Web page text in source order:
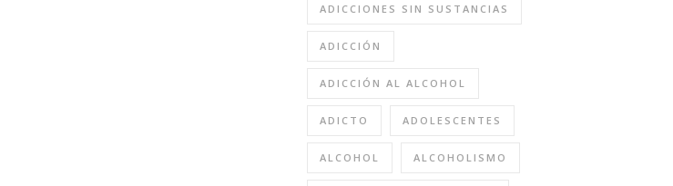
ADICCIONES SIN SUSTANCIAS
ADICCIÓN
ADICCIÓN AL ALCOHOL
ADICTO ADOLESCENTES
ALCOHOL ALCOHOLISMO